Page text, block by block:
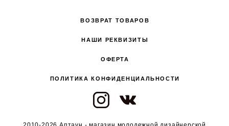
ВОЗВРАТ ТОВАРОВ
НАШИ РЕКВИЗИТЫ
ОФЕРТА
ПОЛИТИКА КОНФИДЕНЦИАЛЬНОСТИ